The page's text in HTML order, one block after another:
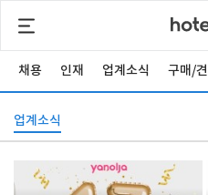
채용 인재 업계소식 구매/
업계소식